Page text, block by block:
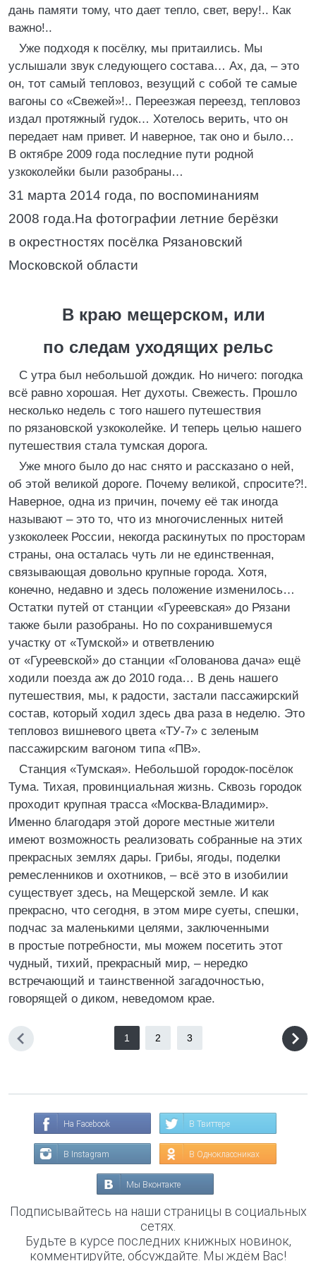
дань памяти тому, что дает тепло, свет, веру!.. Как
важно!..
Уже подходя к посёлку, мы притаились. Мы
услышали звук следующего состава… Ах, да, – это
он, тот самый тепловоз, везущий с собой те самые
вагоны со «Свежей»!.. Переезжая переезд, тепловоз
издал протяжный гудок… Хотелось верить, что он
передает нам привет. И наверное, так оно и было…
В октябре 2009 года последние пути родной
узкоколейки были разобраны…
31 марта 2014 года, по воспоминаниям
2008 года.На фотографии летние берёзки
в окрестностях посёлка Рязановский
Московской области
В краю мещерском, или
по следам уходящих рельс
С утра был небольшой дождик. Но ничего: погодка
всё равно хорошая. Нет духоты. Свежесть. Прошло
несколько недель с того нашего путешествия
по рязановской узкоколейке. И теперь целью нашего
путешествия стала тумская дорога.
Уже много было до нас снято и рассказано о ней,
об этой великой дороге. Почему великой, спросите?!.
Наверное, одна из причин, почему её так иногда
называют – это то, что из многочисленных нитей
узкоколеек России, некогда раскинутых по просторам
страны, она осталась чуть ли не единственная,
связывающая довольно крупные города. Хотя,
конечно, недавно и здесь положение изменилось…
Остатки путей от станции «Гуреевская» до Рязани
также были разобраны. Но по сохранившемуся
участку от «Тумской» и ответвлению
от «Гуреевской» до станции «Голованова дача» ещё
ходили поезда аж до 2010 года… В день нашего
путешествия, мы, к радости, застали пассажирский
состав, который ходил здесь два раза в неделю. Это
тепловоз вишневого цвета «ТУ-7» с зеленым
пассажирским вагоном типа «ПВ».
Станция «Тумская». Небольшой городок-посёлок
Тума. Тихая, провинциальная жизнь. Сквозь городок
проходит крупная трасса «Москва-Владимир».
Именно благодаря этой дороге местные жители
имеют возможность реализовать собранные на этих
прекрасных землях дары. Грибы, ягоды, поделки
ремесленников и охотников, – всё это в изобилии
существует здесь, на Мещерской земле. И как
прекрасно, что сегодня, в этом мире суеты, спешки,
подчас за маленькими целями, заключенными
в простые потребности, мы можем посетить этот
чудный, тихий, прекрасный мир, – нередко
встречающий и таинственной загадочностью,
говорящей о диком, неведомом крае.
1 2 3
На Facebook В Твиттере
В Instagram В Одноклассниках
Мы Вконтакте
Подписывайтесь на наши страницы в социальных
сетях.
Будьте в курсе последних книжных новинок,
комментируйте, обсуждайте. Мы ждём Вас!